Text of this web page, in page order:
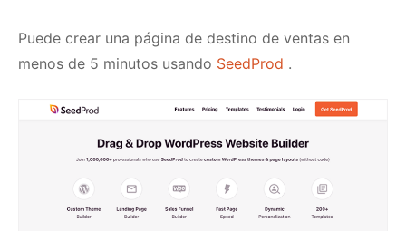
Puede crear una página de destino de ventas en
menos de 5 minutos usando SeedProd .